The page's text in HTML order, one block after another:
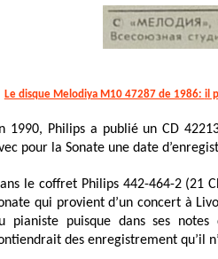
Le disque Melodiya M10 47287 de 1986: il
1990, Philips a publié un CD
pour la Sonate une date
le coffret Philips 442-464-2 (21
qui provient d’un concert à
pianiste puisque dans ses
des enregistrement qu’il